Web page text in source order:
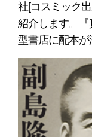
社[コスミック
紹介します。
型書店に配本が